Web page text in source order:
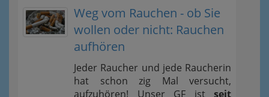
Weg vom Rauchen - ob Sie
wollen oder nicht: Rauchen
aufhören
Jeder Raucher und jede Raucherin
hat schon zig Mal versucht,
aufzuhören! Unser GF ist seit